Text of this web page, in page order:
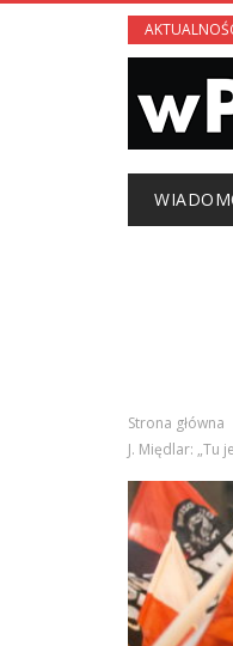
Strona główna
J. Międlar: „Tu